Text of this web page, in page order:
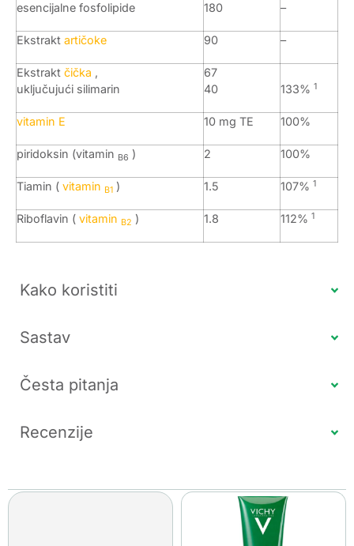
esencijalne fosfolipide
180 –
Ekstrakt artičoke 90 –
Ekstrakt čička ,
uključujući silimarin
67
40
133% 1
vitamin E 10 mg TE 100%
piridoksin (vitamin B6 ) 2 100%
Tiamin ( vitamin B1 ) 1.5 107% 1
Riboflavin ( vitamin B2 ) 1.8 112% 1
Kako koristiti
Sastav
Česta pitanja
Recenzije